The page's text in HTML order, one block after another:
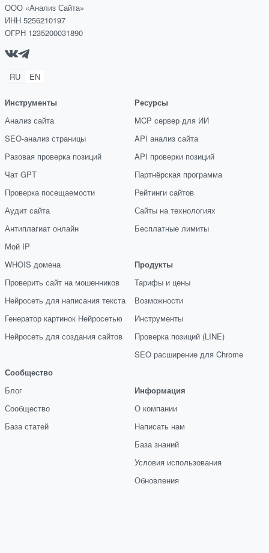
ООО «Анализ Сайта»
ИНН 5256210197
ОГРН 1235200031890
RU EN
Инструменты
Анализ сайта
SEO-анализ страницы
Разовая проверка позиций
Чат GPT
Проверка посещаемости
Аудит сайта
Антиплагиат онлайн
Мой IP
WHOIS домена
Проверить сайт на мошенников
Нейросеть для написания текста
Генератор картинок Нейросетью
Нейросеть для создания сайтов
Сообщество
Блог
Сообщество
База статей
Ресурсы
MCP сервер для ИИ
API анализ сайта
API проверки позиций
Партнёрская программа
Рейтинги сайтов
Сайты на технологиях
Бесплатные лимиты
Продукты
Тарифы и цены
Возможности
Инструменты
Проверка позиций (LINE)
SEO расширение для Chrome
Информация
О компании
Написать нам
База знаний
Условия использования
Обновления